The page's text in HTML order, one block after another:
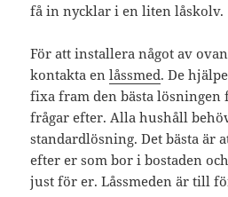
få in nycklar i en liten låskolv.
För att installera något av
kontakta enlåssmed. De
fixa fram den bästa lösningen
frågar efter. Alla hushåll
standardlösning. Det bästa är
efter er som bor i bostaden
just för er. Låssmeden är till